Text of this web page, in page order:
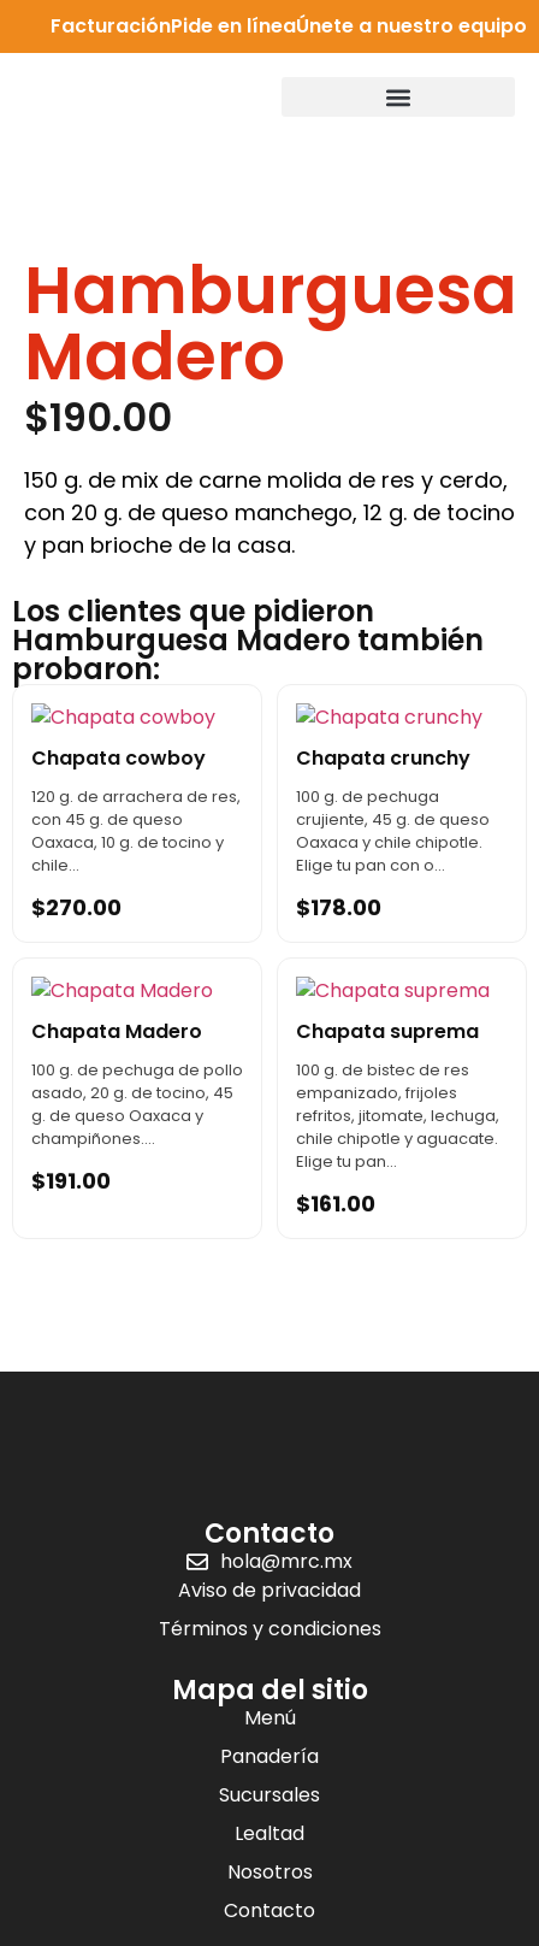
FacturaciónPide en líneaÚnete a nuestro equipo
Hamburguesa
Madero
$190.00
150 g. de mix de carne molida de res y cerdo,
con 20 g. de queso manchego, 12 g. de tocino
y pan brioche de la casa.
Los clientes que pidieron
Hamburguesa Madero también
probaron:
Chapata cowboy
120 g. de arrachera de res,
con 45 g. de queso
Oaxaca, 10 g. de tocino y
chile...
$270.00
Chapata crunchy
100 g. de pechuga
crujiente, 45 g. de queso
Oaxaca y chile chipotle.
Elige tu pan con o...
$178.00
Chapata Madero
100 g. de pechuga de pollo
asado, 20 g. de tocino, 45
g. de queso Oaxaca y
champiñones....
$191.00
Chapata suprema
100 g. de bistec de res
empanizado, frijoles
refritos, jitomate, lechuga,
chile chipotle y aguacate.
Elige tu pan...
$161.00
Contacto
hola@mrc.mx
Aviso de privacidad
Términos y condiciones
Mapa del sitio
Menú
Panadería
Sucursales
Lealtad
Nosotros
Contacto